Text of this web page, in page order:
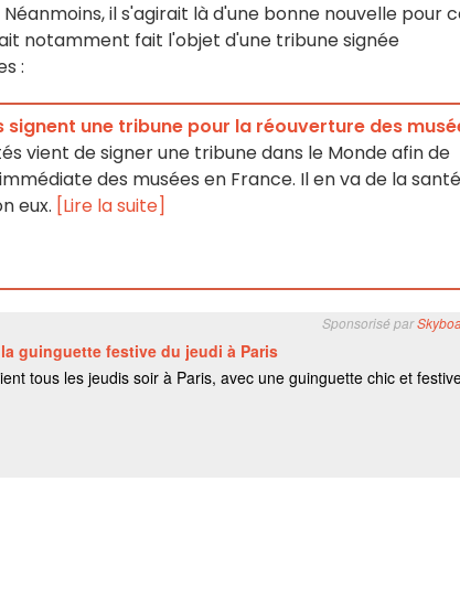
il s'agirait là d'une bonne nouvelle pour
notamment fait l'objet d'une tribune signée
:
signent une tribune pour la réouverture des
vient de signer une tribune dans le Monde afin de
des musées en France. Il en va de la santé
eux. [Lire la suite]